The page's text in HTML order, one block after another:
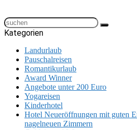
Kategorien
Landurlaub
Pauschalreisen
Romantikurlaub
Award Winner
Angebote unter 200 Euro
Yogareisen
Kinderhotel
Hotel Neueröffnungen mit guten
nagelneuen Zimmern